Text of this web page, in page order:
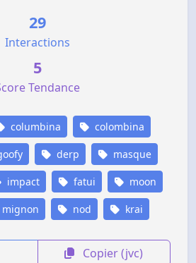
29
Interactions
5
Tendance
columbina colombina
derp masque
impact fatui moon
mignon nod krai
Copier (jvc)